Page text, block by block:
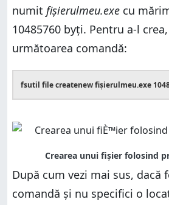
numit fișierulmeu.exe cu
10485760 byți. Pentru a-l
următoarea comandă:
fsutil file createnew fișierulmeu.exe
După cum vezi mai sus, dacă
comandă și nu specifici o